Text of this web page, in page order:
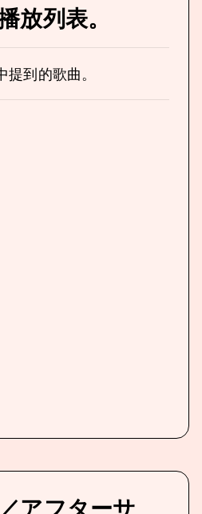
列表。
到的歌曲。
アフターサ